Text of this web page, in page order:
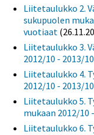
Liitetaulukko 2.
sukupuolen
vuotiaat
Liitetaulukko 3.
2012/10 - 2013/10
Liitetaulukko 4.
2012/10 - 2013/10
Liitetaulukko 5.
mukaan 2012/10
Liitetaulukko 6.